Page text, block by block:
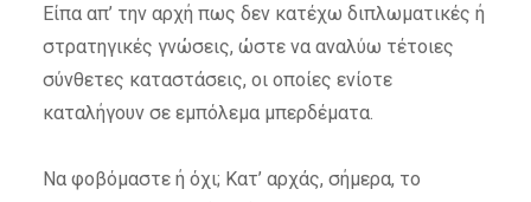
Είπα απ’ την αρχή πως δεν κατέχω διπλωματικές ή
στρατηγικές γνώσεις, ώστε να αναλύω τέτοιες
σύνθετες καταστάσεις, οι οποίες ενίοτε
καταλήγουν σε εμπόλεμα μπερδέματα.
Να φοβόμαστε ή όχι; Κατ’ αρχάς, σήμερα, το